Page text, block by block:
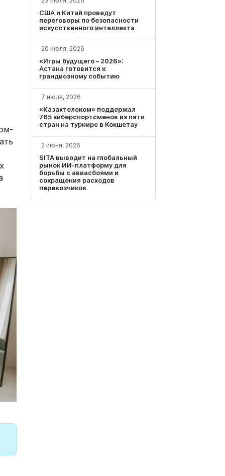
США и Китай проведут
переговоры по безопасности
искусственного интеллекта
20 июля, 2026
«Игры будущего – 2026»:
Астана готовится к
грандиозному событию
7 июля, 2026
«Казахтелеком» поддержал
765 киберспортсменов из пяти
стран на турнире в Кокшетау
2 июня, 2026
SITA выводит на глобальный
рынок ИИ-платформу для
борьбы с авиасбоями и
сокращения расходов
перевозчиков